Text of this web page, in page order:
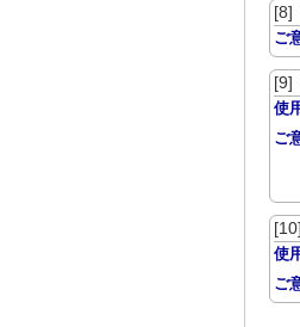
[8]
ご
[9]
使
ご
使
ご